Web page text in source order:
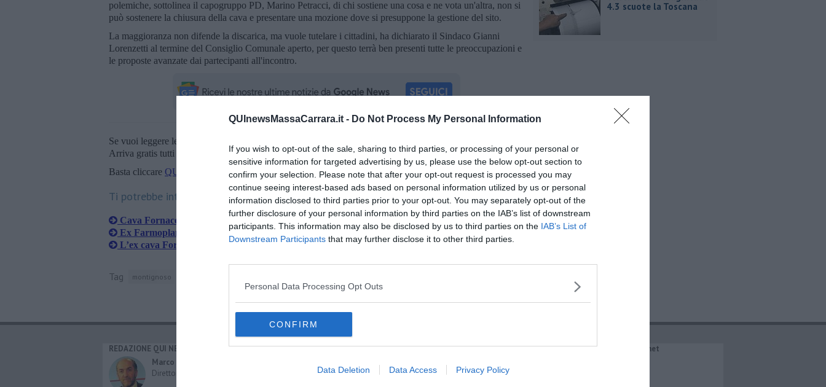
QUInewsMassaCarrara.it - Do Not Process My Personal Information
If you wish to opt-out of the sale, sharing to third parties, or processing of your personal or
sensitive information for targeted advertising by us, please use the below opt-out section to
confirm your selection. Please note that after your opt-out request is processed you may
continue seeing interest-based ads based on personal information utilized by us or personal
information disclosed to third parties prior to your opt-out. You may separately opt-out of the
further disclosure of your personal information by third parties on the IAB’s list of downstream
participants. This information may also be disclosed by us to third parties on the IAB’s List of
Downstream Participants that may further disclose it to other third parties.
Personal Data Processing Opt Outs
CONFIRM
Data Deletion Data Access Privacy Policy
polemiche, sottolinea il capogruppo PD, Marino Petracci, di chi sostiene una cosa e ne vota un'altra, non si
può sostenere la chiusura della cava e presentare una mozione dove si presuppone la gestione del sito.
La maggioranza non difende la discarica, ma vuole tutelare i cittadini, ha dichiarato il Sindaco Gianni
Lorenzetti al termine del Consiglio Comunale aperto, per questo terrà ben presenti tutte le preoccupazioni e
le proposte avanzate dai partecipanti all'incontro.
Se vuoi leggere le notizie principali della Toscana iscriviti alla
Arriva gratis tutti i giorni alle 20:00 direttamente nella tua casella di posta.
Basta cliccare QUI
Ti potrebbe interessare anche:
​Cava Fornace al centro del consiglio comunale
Ex Farmoplant, polemica senza fine
L’ex cava Fornace bloccata dai comitati
Tag montignoso
4.3 scuote la Toscana
REDAZIONE QUI NEWS
Marco Migli
Direttore Responsabile
CATEGORIE
RUBRICHE
Più Letti della settimana
IL NETWORK QuiNews.net